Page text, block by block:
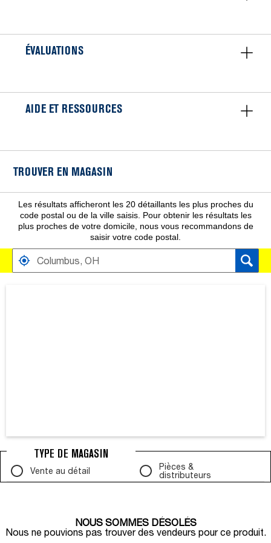
ÉVALUATIONS
AIDE ET RESSOURCES
TROUVER EN MAGASIN
Les résultats afficheront les 20 détaillants les plus proches du
code postal ou de la ville saisis. Pour obtenir les résultats les
plus proches de votre domicile, nous vous recommandons de
saisir votre code postal.
TROUVER PRÈS DE DISTRIBUTEURS
TYPE DE MAGASIN
Vente au détail
Pièces &
distributeurs
NOUS SOMMES DÉSOLÉS
Nous ne pouvions pas trouver des vendeurs pour ce produit.